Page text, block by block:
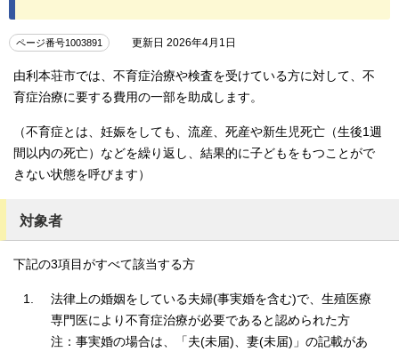
ページ番号1003891 更新日 2026年4月1日
由利本荘市では、不育症治療や検査を受けている方に対して、不
育症治療に要する費用の一部を助成します。
（不育症とは、妊娠をしても、流産、死産や新生児死亡（生後1週
間以内の死亡）などを繰り返し、結果的に子どもをもつことがで
きない状態を呼びます）
対象者
下記の3項目がすべて該当する方
法律上の婚姻をしている夫婦(事実婚を含む)で、生殖医療
専門医により不育症治療が必要であると認められた方
注：事実婚の場合は、「夫(未届)、妻(未届)」の記載があ